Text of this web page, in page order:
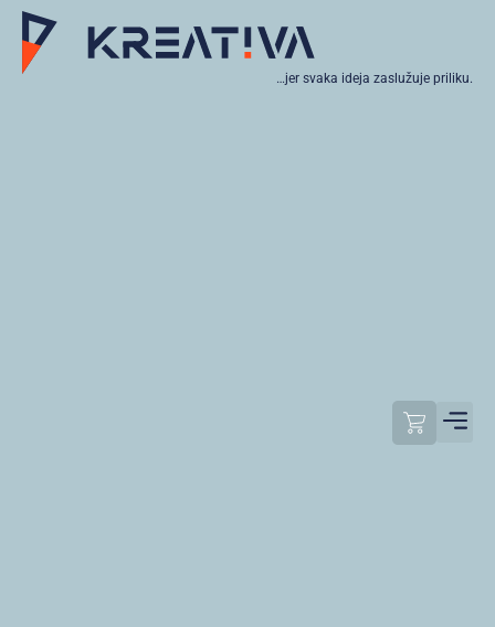
…jer svaka ideja zaslužuje priliku.